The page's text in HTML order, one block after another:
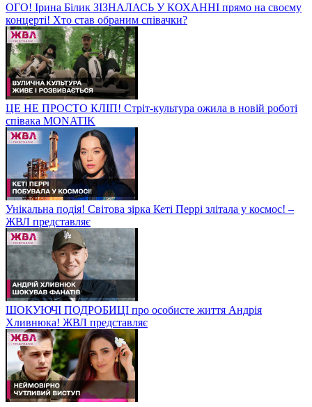
ОГО! Ірина Білик ЗІЗНАЛАСЬ У КОХАННІ прямо на своєму
концерті! Хто став обраним співачки?
ЦЕ НЕ ПРОСТО КЛІП! Стріт-культура ожила в новій роботі
співака MONATIK
Унікальна подія! Світова зірка Кеті Перрі злітала у космос! –
ЖВЛ представляє
ШОКУЮЧІ ПОДРОБИЦІ про особисте життя Андрія
Хливнюка! ЖВЛ представляє